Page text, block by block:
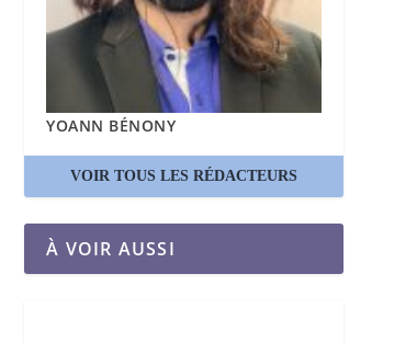
YOANN BÉNONY
VOIR TOUS LES RÉDACTEURS
À VOIR AUSSI